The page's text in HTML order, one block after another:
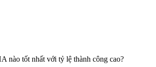
nào tốt nhất với tỷ lệ thành công cao?